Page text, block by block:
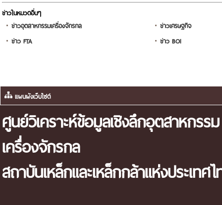
ข่าวในหมวดอื่นๆ
ข่าวอุตสาหกรรมเครื่องจักรกล
ข่าวเศรษฐกิจ
ข่าว FTA
ข่าว BOI
แผนผังเว็บไซต์
ศูนย์วิเคราะห์ข้อมูลเชิงลึกอุตสาหกรรม
เครื่องจักรกล
สถาบันเหล็กและเหล็กกล้าแห่งประเทศ